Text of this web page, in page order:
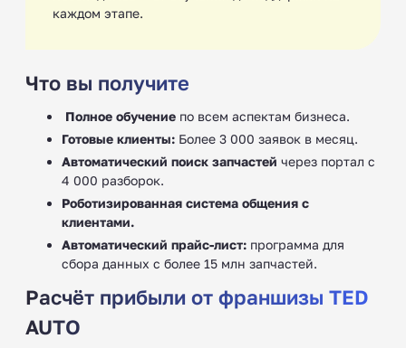
каждом этапе.
Что вы получите
Полное обучение по всем аспектам бизнеса.
Готовые клиенты: Более 3 000 заявок в месяц.
Автоматический поиск запчастей через портал с
4 000 разборок.
Роботизированная система общения с
клиентами.
Автоматический прайс-лист: программа для
сбора данных с более 15 млн запчастей.
Расчёт прибыли от франшизы TED
AUTO